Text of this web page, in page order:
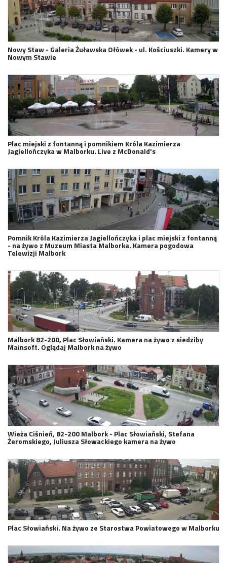
Nowy Staw - Galeria Żuławska Ołówek - ul. Kościuszki. Kamery w
Nowym Stawie
Plac miejski z fontanną i pomnikiem Króla Kazimierza
Jagiellończyka w Malborku. Live z McDonald's
Pomnik Króla Kazimierza Jagiellończyka i plac miejski z fontanną
- na żywo z Muzeum Miasta Malborka. Kamera pogodowa
Telewizji Malbork
Malbork 82-200, Plac Słowiański. Kamera na żywo z siedziby
Mainsoft. Oglądaj Malbork na żywo
Wieża Ciśnień, 82-200 Malbork - Plac Słowiański, Stefana
Żeromskiego, Juliusza Słowackiego kamera na żywo
Plac Słowiański. Na żywo ze Starostwa Powiatowego w Malborku